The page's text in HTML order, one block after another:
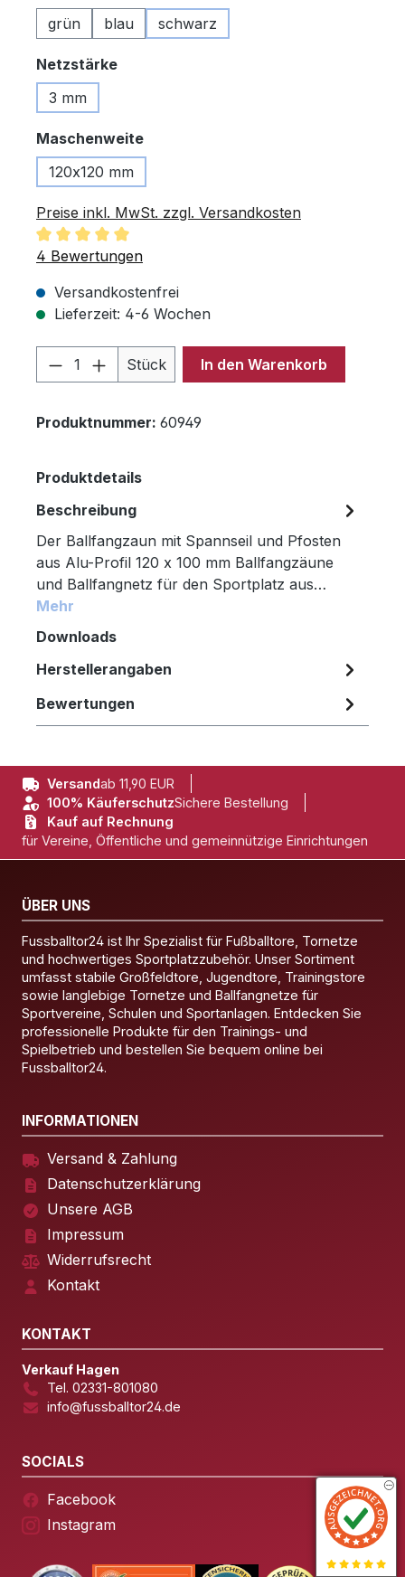
grün
blau schwarz
Netzstärkeauswählen
3 mm
Maschenweiteauswählen
120x120 mm
Preise inkl. MwSt. zzgl. Versandkosten
Durchschnittliche Bewertung von 5 von 5 Sternen
4 Bewertungen
Versandkostenfrei
Lieferzeit: 4-6 Wochen
Produkt Anzahl: Gib den
Stück In den Warenkorb
Produktnummer: 60949
Produktdetails
Beschreibung
Der Ballfangzaun mit Spannseil und Pfosten
aus Alu-Profil 120 x 100 mm Ballfangzäune
und Ballfangnetz für den Sportplatz aus…
Mehr
Downloads
Herstellerangaben
Bewertungen
Versandab 11,90 EUR
100% KäuferschutzSichere Bestellung
Kauf auf Rechnung
für Vereine, Öffentliche und gemeinnützige Einrichtungen
ÜBER UNS
Fussballtor24 ist Ihr Spezialist für Fußballtore, Tornetze
und hochwertiges Sportplatzzubehör. Unser Sortiment
umfasst stabile Großfeldtore, Jugendtore, Trainingstore
sowie langlebige Tornetze und Ballfangnetze für
Sportvereine, Schulen und Sportanlagen. Entdecken Sie
professionelle Produkte für den Trainings- und
Spielbetrieb und bestellen Sie bequem online bei
Fussballtor24.
INFORMATIONEN
Versand & Zahlung
Datenschutzerklärung
Unsere AGB
Impressum
Widerrufsrecht
Kontakt
KONTAKT
Verkauf Hagen
Tel. 02331-801080
info@fussballtor24.de
SOCIALS
Facebook
Instagram